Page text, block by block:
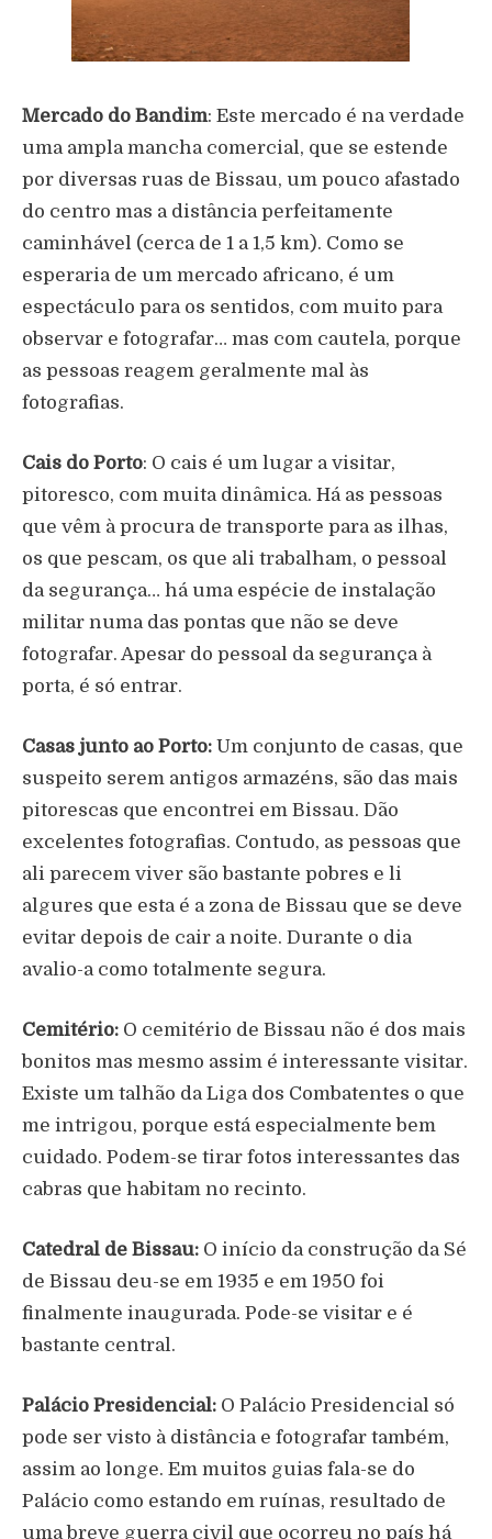
Mercado do Bandim: Este mercado é na verdade
uma ampla mancha comercial, que se estende
por diversas ruas de Bissau, um pouco afastado
do centro mas a distância perfeitamente
caminhável (cerca de 1 a 1,5 km). Como se
esperaria de um mercado africano, é um
espectáculo para os sentidos, com muito para
observar e fotografar… mas com cautela, porque
as pessoas reagem geralmente mal às
fotografias.
Cais do Porto: O cais é um lugar a visitar,
pitoresco, com muita dinâmica. Há as pessoas
que vêm à procura de transporte para as ilhas,
os que pescam, os que ali trabalham, o pessoal
da segurança… há uma espécie de instalação
militar numa das pontas que não se deve
fotografar. Apesar do pessoal da segurança à
porta, é só entrar.
Casas junto ao Porto: Um conjunto de casas, que
suspeito serem antigos armazéns, são das mais
pitorescas que encontrei em Bissau. Dão
excelentes fotografias. Contudo, as pessoas que
ali parecem viver são bastante pobres e li
algures que esta é a zona de Bissau que se deve
evitar depois de cair a noite. Durante o dia
avalio-a como totalmente segura.
Cemitério: O cemitério de Bissau não é dos mais
bonitos mas mesmo assim é interessante visitar.
Existe um talhão da Liga dos Combatentes o que
me intrigou, porque está especialmente bem
cuidado. Podem-se tirar fotos interessantes das
cabras que habitam no recinto.
Catedral de Bissau: O início da construção da Sé
de Bissau deu-se em 1935 e em 1950 foi
finalmente inaugurada. Pode-se visitar e é
bastante central.
Palácio Presidencial: O Palácio Presidencial só
pode ser visto à distância e fotografar também,
assim ao longe. Em muitos guias fala-se do
Palácio como estando em ruínas, resultado de
uma breve guerra civil que ocorreu no país há